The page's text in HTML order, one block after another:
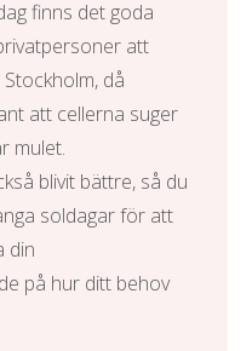
finns det goda
att
, då
att cellerna suger
mulet.
blivit bättre, så du
soldagar för att
din
på hur ditt behov